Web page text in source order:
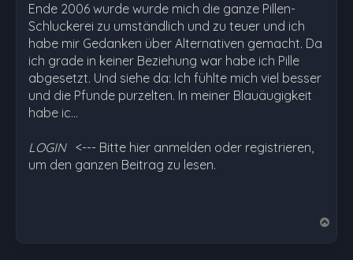
Ende 2006 wurde wurde mich die ganze Pillen-
Schluckerei zu umständlich und zu teuer und ich
habe mir Gedanken über Alternativen gemacht. Da
ich grade in keiner Beziehung war habe ich Pille
abgesetzt. Und siehe da: Ich fühlte mich viel besser
und die Pfunde purzelten. In meiner Blauäugigkeit
habe ic…
LOGIN <--- Bitte hier anmelden oder registrieren,
um den ganzen Beitrag zu lesen.